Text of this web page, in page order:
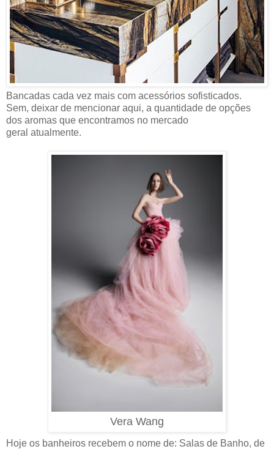
Bancadas cada vez mais com acessórios sofisticados.
Sem, deixar de mencionar aqui, a quantidade de opções
dos aromas que encontramos no mercado
geral atualmente.
Vera Wang
Hoje os banheiros recebem o nome de: Salas de Banho, de